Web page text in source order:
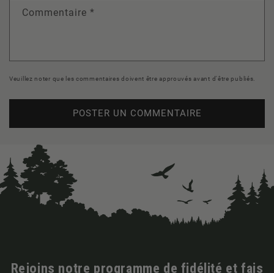
Commentaire *
Veuillez noter que les commentaires doivent être approuvés avant d'être publiés.
Rejoins notre programme de fidélité et fais